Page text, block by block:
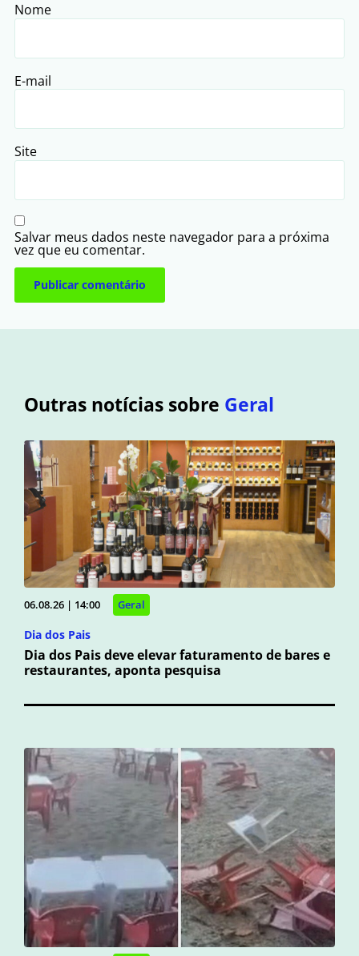
Nome
E-mail
Site
Salvar meus dados neste navegador para a próxima
vez que eu comentar.
Outras notícias sobre Geral
06.08.26 | 14:00 Geral
Dia dos Pais
Dia dos Pais deve elevar faturamento de bares e
restaurantes, aponta pesquisa